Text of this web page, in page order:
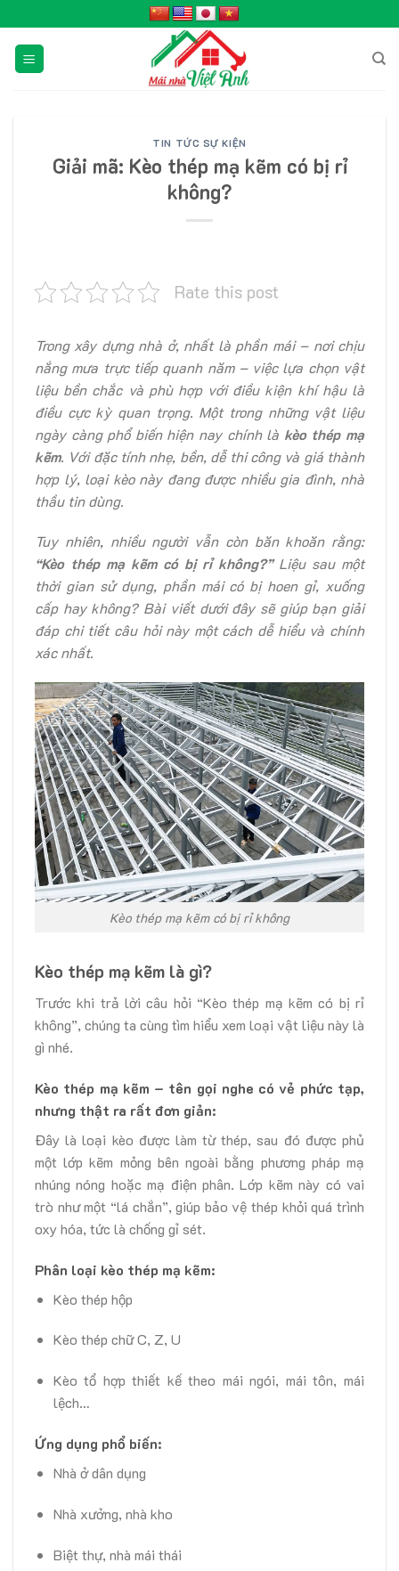
to
content
TIN TỨC SỰ KIỆN
Giải mã: Kèo thép mạ kẽm có bị rỉ
không?
Rate this post
Trong xây dựng nhà ở, nhất là phần mái – nơi chịu
nắng mưa trực tiếp quanh năm – việc lựa chọn vật
liệu bền chắc và phù hợp với điều kiện khí hậu là
điều cực kỳ quan trọng. Một trong những vật liệu
ngày càng phổ biến hiện nay chính là kèo thép mạ
kẽm. Với đặc tính nhẹ, bền, dễ thi công và giá thành
hợp lý, loại kèo này đang được nhiều gia đình, nhà
thầu tin dùng.
Tuy nhiên, nhiều người vẫn còn băn khoăn rằng:
“Kèo thép mạ kẽm có bị rỉ không?” Liệu sau một
thời gian sử dụng, phần mái có bị hoen gỉ, xuống
cấp hay không? Bài viết dưới đây sẽ giúp bạn giải
đáp chi tiết câu hỏi này một cách dễ hiểu và chính
xác nhất.
Kèo thép mạ kẽm có bị rỉ không
Kèo thép mạ kẽm là gì?
Trước khi trả lời câu hỏi “Kèo thép mạ kẽm có bị rỉ
không”, chúng ta cùng tìm hiểu xem loại vật liệu này là
gì nhé.
Kèo thép mạ kẽm – tên gọi nghe có vẻ phức tạp,
nhưng thật ra rất đơn giản:
Đây là loại kèo được làm từ thép, sau đó được phủ
một lớp kẽm mỏng bên ngoài bằng phương pháp mạ
nhúng nóng hoặc mạ điện phân. Lớp kẽm này có vai
trò như một “lá chắn”, giúp bảo vệ thép khỏi quá trình
oxy hóa, tức là chống gỉ sét.
Phân loại kèo thép mạ kẽm:
Kèo thép hộp
Kèo thép chữ C, Z, U
Kèo tổ hợp thiết kế theo mái ngói, mái tôn, mái
lệch…
Ứng dụng phổ biến:
Nhà ở dân dụng
Nhà xưởng, nhà kho
Biệt thự, nhà mái thái